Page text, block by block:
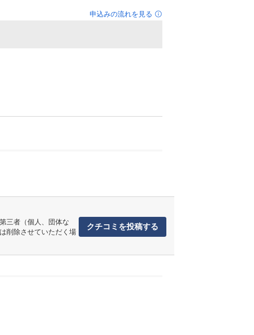
申込みの流れを見る
三者（個人、団体な
削除させていただく場
クチコミを投稿する